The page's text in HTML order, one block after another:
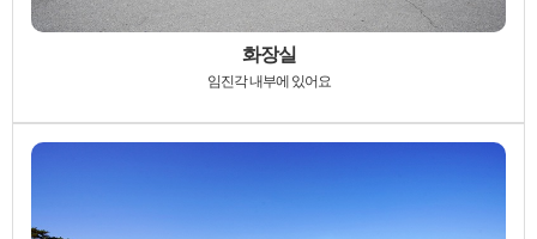
화장실
임진각 내부에 있어요